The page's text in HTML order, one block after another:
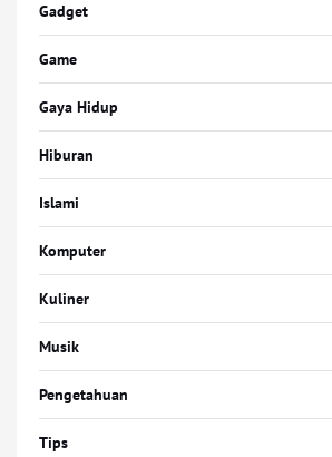
Gadget
Game
Gaya Hidup
Hiburan
Islami
Komputer
Kuliner
Musik
Pengetahuan
Tips